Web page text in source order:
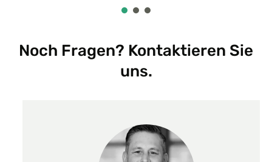
Noch Fragen? Kontaktieren Sie
uns.